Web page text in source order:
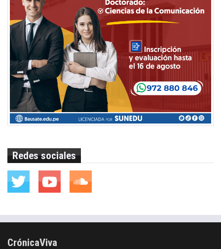
Redes sociales
CrónicaViva